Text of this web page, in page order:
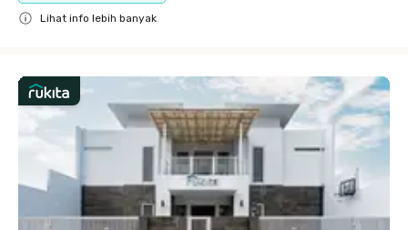
Lihat info lebih banyak